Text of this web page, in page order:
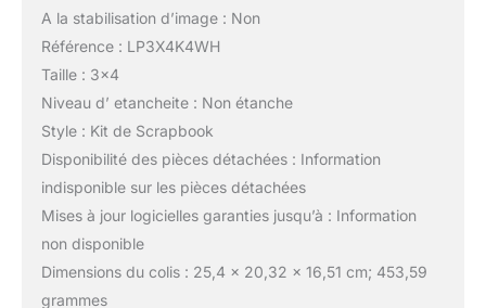
A la stabilisation d’image : Non
Référence : LP3X4K4WH
Taille : 3×4
Niveau d’ etancheite : Non étanche
Style : Kit de Scrapbook
Disponibilité des pièces détachées : Information
indisponible sur les pièces détachées
Mises à jour logicielles garanties jusqu’à : Information
non disponible
Dimensions du colis : 25,4 x 20,32 x 16,51 cm; 453,59
grammes